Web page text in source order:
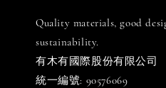
Quality materials, good
sustainability.
有木有國際股份有限公司
統一編號: 90576069